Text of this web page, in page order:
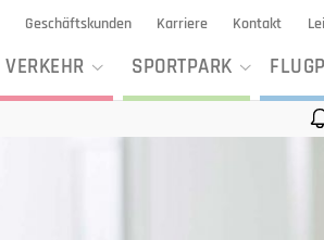
Geschäftskunden Karriere Kontakt
VERKEHR SPORTPARK
Wir